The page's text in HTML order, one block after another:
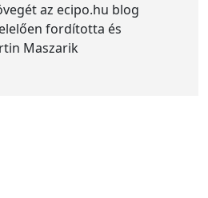
az ecipo.hu blog
fordította és
Maszarik